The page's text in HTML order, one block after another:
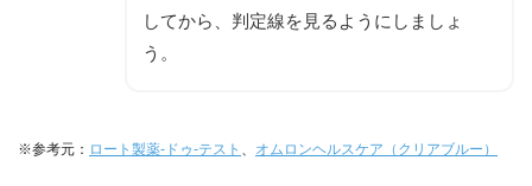
してから、判定線を見るようにしましょ
う。
※参考元： ロート製薬-ドゥ-テスト オムロンヘルスケア（クリアブルー）